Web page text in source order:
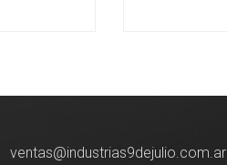
ventas@industrias9dejulio.com.ar